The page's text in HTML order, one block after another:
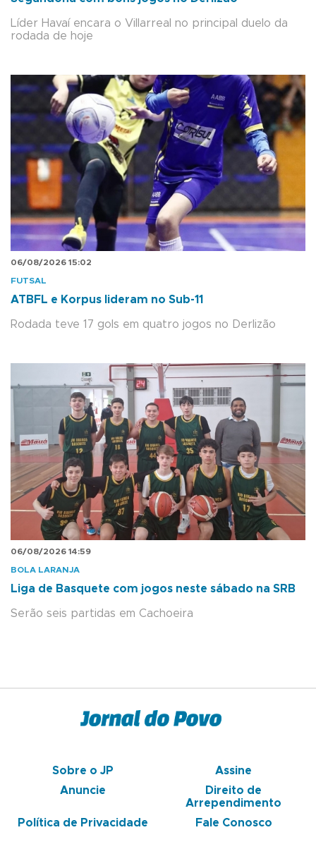
Líder Havaí encara o Villarreal no principal duelo da
rodada de hoje
06/08/2026 15:02
FUTSAL
ATBFL e Korpus lideram no Sub-11
Rodada teve 17 gols em quatro jogos no Derlizão
06/08/2026 14:59
BOLA LARANJA
Liga de Basquete com jogos neste sábado na SRB
Serão seis partidas em Cachoeira
Sobre o JP
Assine
Anuncie
Direito de
Arrependimento
Política de Privacidade
Fale Conosco